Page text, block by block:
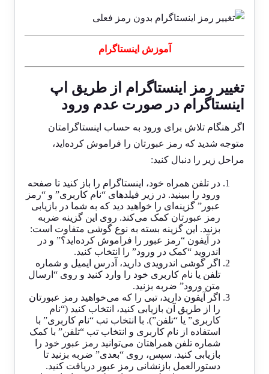
آموزش اینستاگرام
تغییر رمز اینستاگرام از طریق اپ
اینستاگرام در صورت عدم ورود
اگر هنگام تلاش برای ورود به حساب اینستاگرامتان
متوجه شدید که رمز عبورتان را فراموش کرده‌اید،
مراحل زیر را دنبال کنید:
در تلفن همراه خود، اینستاگرام را باز کنید تا صفحه
ورود را ببینید. در زیر فیلدهای “نام کاربری” و “رمز
عبور” گزینه‌ای را خواهید دید که به شما در بازیابی
رمز عبورتان کمک می‌کند. روی این گزینه ضربه
بزنید. این گزینه بسته به نوع گوشی متفاوت است:
در آیفون “رمز عبور را فراموش کرده‌اید؟” و در
اندروید “کمک در ورود” را انتخاب کنید.
اگر گوشی اندرویدی دارید، آدرس ایمیل و شماره
تلفن یا نام کاربری خود را وارد کنید و روی “ارسال
متن ورود” ضربه بزنید.
اگر آیفون دارید، تبی را که می‌خواهید رمز عبورتان
را از طریق آن بازیابی کنید، انتخاب کنید (“نام
کاربری” یا “تلفن”). با انتخاب تب “نام کاربری” با
استفاده از نام کاربری و انتخاب تب “تلفن” با کمک
شماره تلفن همراهتان می‌توانید رمز عبور خود را
بازیابی کنید. سپس، روی “بعدی” ضربه بزنید تا
دستورالعمل بازنشانی رمز عبور دریافت کنید.